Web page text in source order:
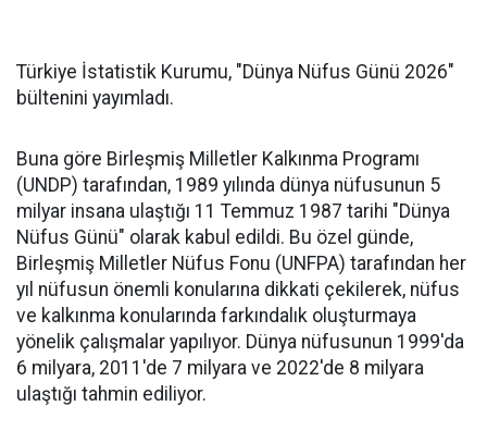
Türkiye İstatistik Kurumu, "Dünya Nüfus Günü 2026"
bültenini yayımladı.
Buna göre Birleşmiş Milletler Kalkınma Programı
(UNDP) tarafından, 1989 yılında dünya nüfusunun 5
milyar insana ulaştığı 11 Temmuz 1987 tarihi "Dünya
Nüfus Günü" olarak kabul edildi. Bu özel günde,
Birleşmiş Milletler Nüfus Fonu (UNFPA) tarafından her
yıl nüfusun önemli konularına dikkati çekilerek, nüfus
ve kalkınma konularında farkındalık oluşturmaya
yönelik çalışmalar yapılıyor. Dünya nüfusunun 1999'da
6 milyara, 2011'de 7 milyara ve 2022'de 8 milyara
ulaştığı tahmin ediliyor.